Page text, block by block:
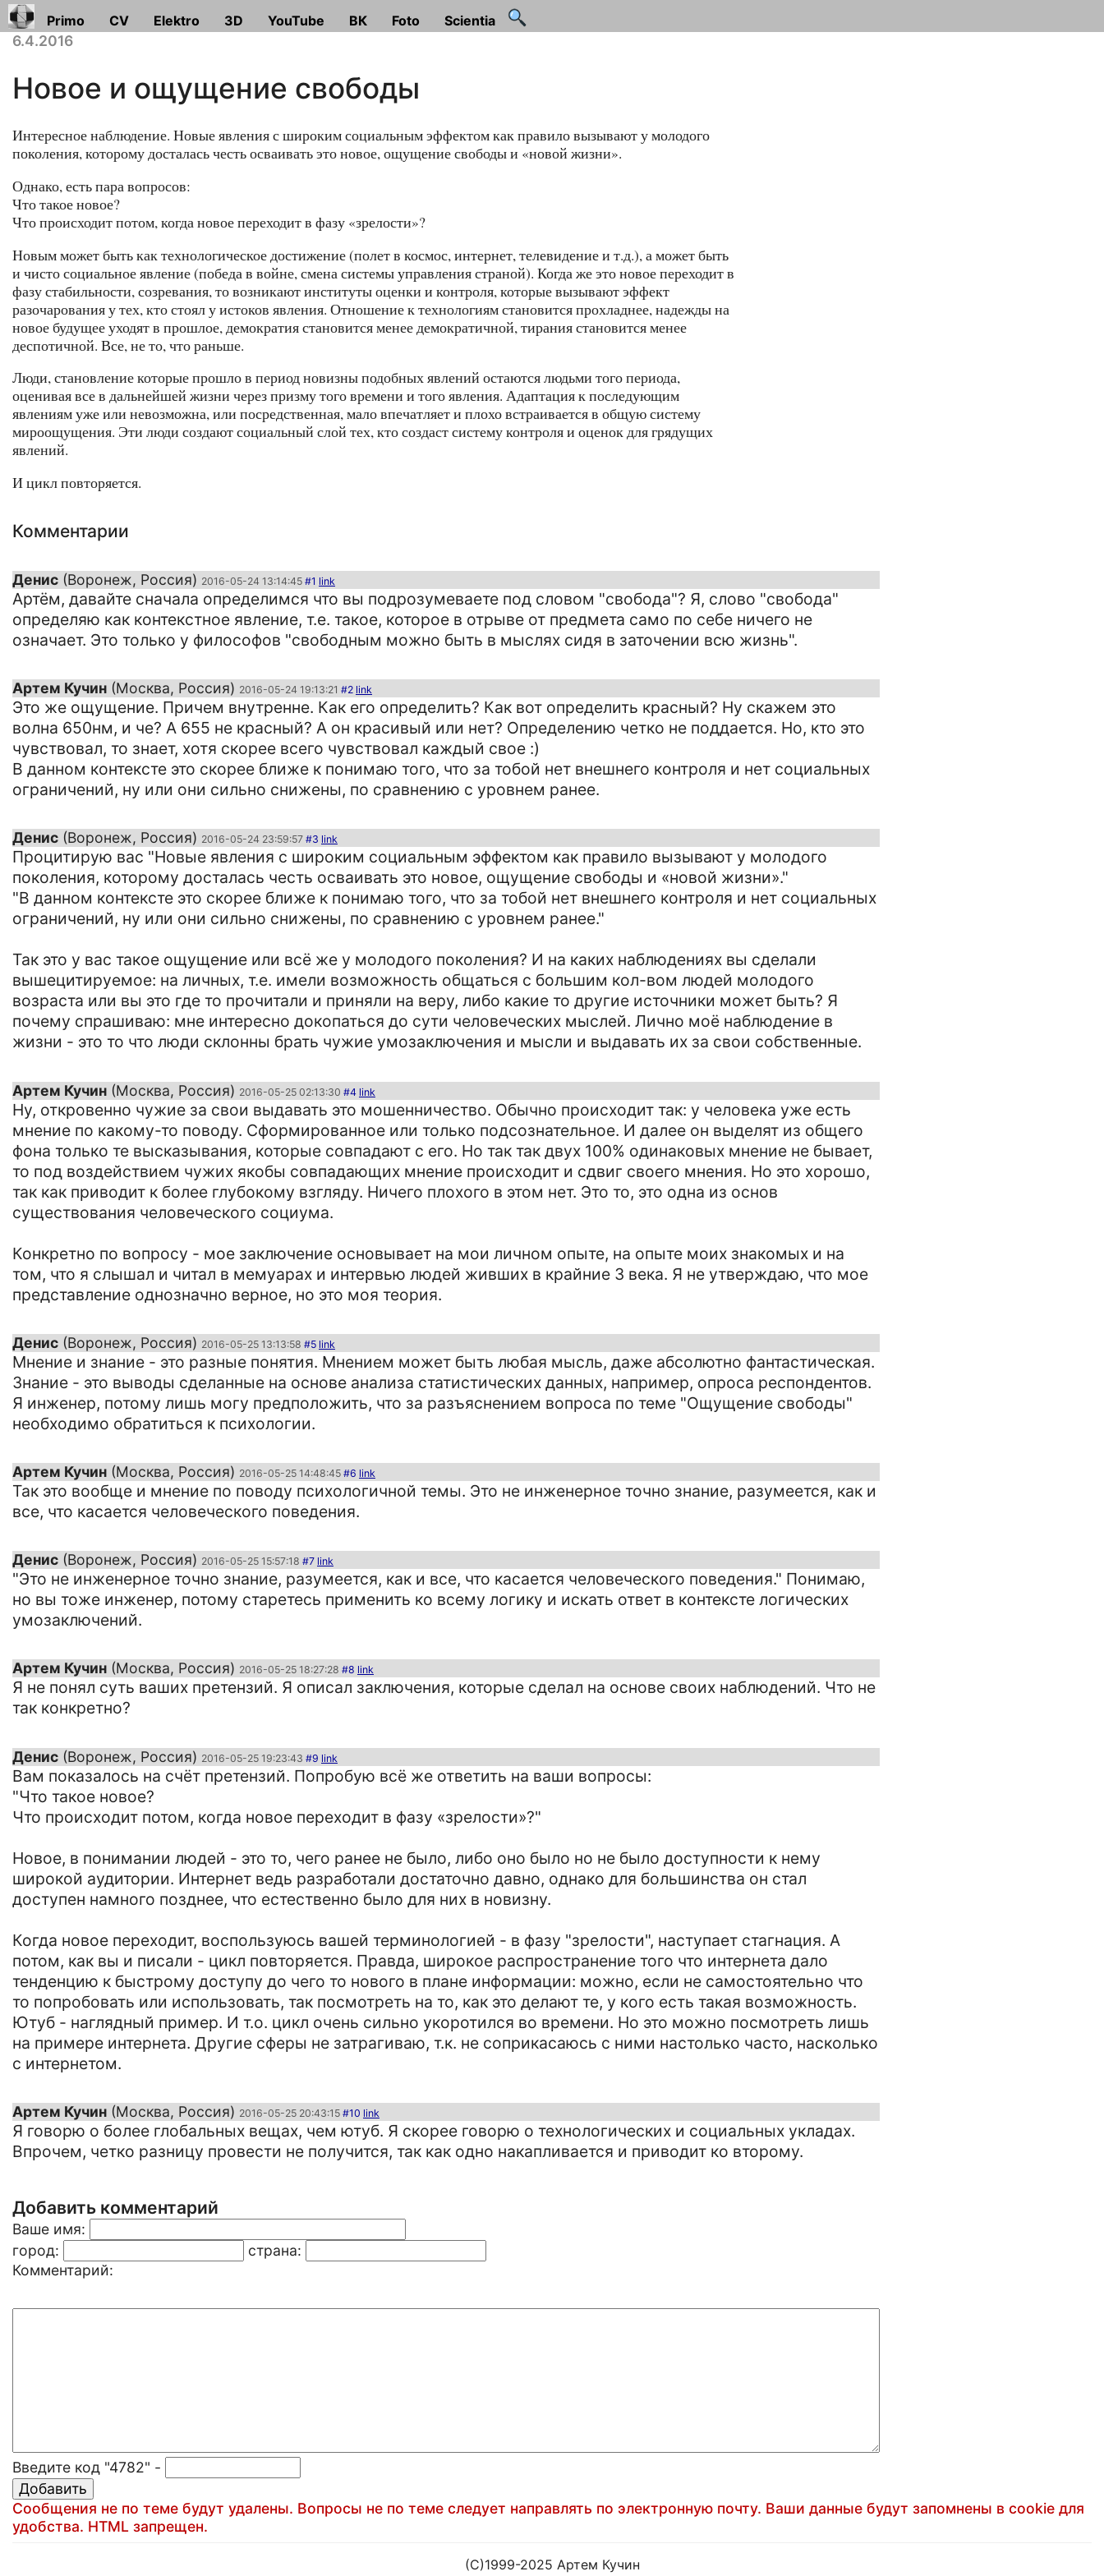
Primo CV Elektro 3D YouTube ВК Foto Scientia
6.4.2016
Новое и ощущение свободы
Интересное наблюдение. Новые явления с широким социальным эффектом как правило вызывают у молодого
поколения, которому досталась честь осваивать это новое, ощущение свободы и «новой жизни».
Однако, есть пара вопросов:
Что такое новое?
Что происходит потом, когда новое переходит в фазу «зрелости»?
Новым может быть как технологическое достижение (полет в космос, интернет, телевидение и т.д.), а может быть
и чисто социальное явление (победа в войне, смена системы управления страной). Когда же это новое переходит в
фазу стабильности, созревания, то возникают институты оценки и контроля, которые вызывают эффект
разочарования у тех, кто стоял у истоков явления. Отношение к технологиям становится прохладнее, надежды на
новое будущее уходят в прошлое, демократия становится менее демократичной, тирания становится менее
деспотичной. Все, не то, что раньше.
Люди, становление которые прошло в период новизны подобных явлений остаются людьми того периода,
оценивая все в дальнейшей жизни через призму того времени и того явления. Адаптация к последующим
явлениям уже или невозможна, или посредственная, мало впечатляет и плохо встраивается в общую систему
мироощущения. Эти люди создают социальный слой тех, кто создаст систему контроля и оценок для грядущих
явлений.
И цикл повторяется.
Комментарии
Денис (Воронеж, Россия) 2016-05-24 13:14:45 #1 link
Артём, давайте сначала определимся что вы подрозумеваете под словом "свобода"? Я, слово "свобода"
определяю как контекстное явление, т.е. такое, которое в отрыве от предмета само по себе ничего не
означает. Это только у философов "свободным можно быть в мыслях сидя в заточении всю жизнь".
Артем Кучин (Москва, Россия) 2016-05-24 19:13:21 #2 link
Это же ощущение. Причем внутренне. Как его определить? Как вот определить красный? Ну скажем это
волна 650нм, и че? А 655 не красный? А он красивый или нет? Определению четко не поддается. Но, кто это
чувствовал, то знает, хотя скорее всего чувствовал каждый свое :)
В данном контексте это скорее ближе к понимаю того, что за тобой нет внешнего контроля и нет социальных
ограничений, ну или они сильно снижены, по сравнению с уровнем ранее.
Денис (Воронеж, Россия) 2016-05-24 23:59:57 #3 link
Процитирую вас "Новые явления с широким социальным эффектом как правило вызывают у молодого
поколения, которому досталась честь осваивать это новое, ощущение свободы и «новой жизни»."
"В данном контексте это скорее ближе к понимаю того, что за тобой нет внешнего контроля и нет социальных
ограничений, ну или они сильно снижены, по сравнению с уровнем ранее."
Так это у вас такое ощущение или всё же у молодого поколения? И на каких наблюдениях вы сделали
вышецитируемое: на личных, т.е. имели возможность общаться с большим кол-вом людей молодого
возраста или вы это где то прочитали и приняли на веру, либо какие то другие источники может быть? Я
почему спрашиваю: мне интересно докопаться до сути человеческих мыслей. Лично моё наблюдение в
жизни - это то что люди склонны брать чужие умозаключения и мысли и выдавать их за свои собственные.
Артем Кучин (Москва, Россия) 2016-05-25 02:13:30 #4 link
Ну, откровенно чужие за свои выдавать это мошенничество. Обычно происходит так: у человека уже есть
мнение по какому-то поводу. Сформированное или только подсознательное. И далее он выделят из общего
фона только те высказывания, которые совпадают с его. Но так так двух 100% одинаковых мнение не бывает,
то под воздействием чужих якобы совпадающих мнение происходит и сдвиг своего мнения. Но это хорошо,
так как приводит к более глубокому взгляду. Ничего плохого в этом нет. Это то, это одна из основ
существования человеческого социума.
Конкретно по вопросу - мое заключение основывает на мои личном опыте, на опыте моих знакомых и на
том, что я слышал и читал в мемуарах и интервью людей живших в крайние 3 века. Я не утверждаю, что мое
представление однозначно верное, но это моя теория.
Денис (Воронеж, Россия) 2016-05-25 13:13:58 #5 link
Мнение и знание - это разные понятия. Мнением может быть любая мысль, даже абсолютно фантастическая.
Знание - это выводы сделанные на основе анализа статистических данных, например, опроса респондентов.
Я инженер, потому лишь могу предположить, что за разъяснением вопроса по теме "Ощущение свободы"
необходимо обратиться к психологии.
Артем Кучин (Москва, Россия) 2016-05-25 14:48:45 #6 link
Так это вообще и мнение по поводу психологичной темы. Это не инженерное точно знание, разумеется, как и
все, что касается человеческого поведения.
Денис (Воронеж, Россия) 2016-05-25 15:57:18 #7 link
"Это не инженерное точно знание, разумеется, как и все, что касается человеческого поведения." Понимаю,
но вы тоже инженер, потому старетесь применить ко всему логику и искать ответ в контексте логических
умозаключений.
Артем Кучин (Москва, Россия) 2016-05-25 18:27:28 #8 link
Я не понял суть ваших претензий. Я описал заключения, которые сделал на основе своих наблюдений. Что не
так конкретно?
Денис (Воронеж, Россия) 2016-05-25 19:23:43 #9 link
Вам показалось на счёт претензий. Попробую всё же ответить на ваши вопросы:
"Что такое новое?
Что происходит потом, когда новое переходит в фазу «зрелости»?"
Новое, в понимании людей - это то, чего ранее не было, либо оно было но не было доступности к нему
широкой аудитории. Интернет ведь разработали достаточно давно, однако для большинства он стал
доступен намного позднее, что естественно было для них в новизну.
Когда новое переходит, воспользуюсь вашей терминологией - в фазу "зрелости", наступает стагнация. А
потом, как вы и писали - цикл повторяется. Правда, широкое распространение того что интернета дало
тенденцию к быстрому доступу до чего то нового в плане информации: можно, если не самостоятельно что
то попробовать или использовать, так посмотреть на то, как это делают те, у кого есть такая возможность.
Ютуб - наглядный пример. И т.о. цикл очень сильно укоротился во времени. Но это можно посмотреть лишь
на примере интернета. Другие сферы не затрагиваю, т.к. не соприкасаюсь с ними настолько часто, насколько
с интернетом.
Артем Кучин (Москва, Россия) 2016-05-25 20:43:15 #10 link
Я говорю о более глобальных вещах, чем ютуб. Я скорее говорю о технологических и социальных укладах.
Впрочем, четко разницу провести не получится, так как одно накапливается и приводит ко второму.
Добавить комментарий
Ваше имя:
город:
страна:
Комментарий:
Введите код "4782" -
Сообщения не по теме будут удалены. Вопросы не по теме следует направлять по электронную почту. Ваши данные будут запомнены в cookie для
удобства. HTML запрещен.
(C)1999-2025 Артем Кучин